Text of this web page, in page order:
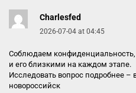
Charlesfed
2026-07-04 at 04:45
Соблюдаем
и его близкими на каждом этапе.
Исследовать вопрос подробнее –
новороссийск